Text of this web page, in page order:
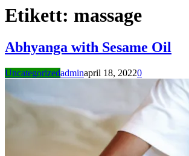
Etikett: massage
Abhyanga with Sesame Oil
Uncategorizedadminapril 18, 20220